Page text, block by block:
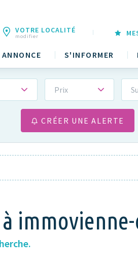
S'INFORMER
VOTRE LOCALITÉ
modifier
Prix
CRÉER UNE ALERTE